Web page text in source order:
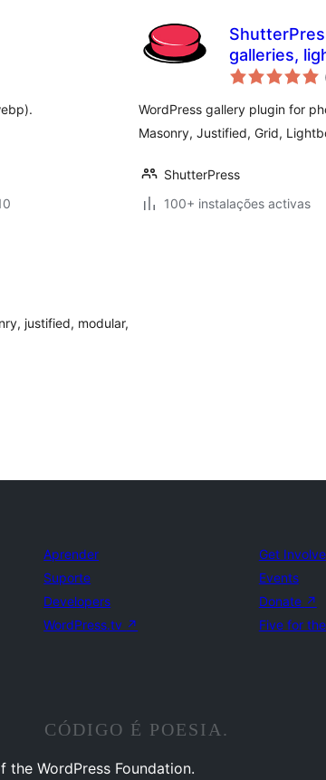
galleries,
WordPress gallery plugin for
Masonry, Justified, Grid,
ShutterPress
100+ instalações activas
justified, modular,
Aprender
Suporte
Developers
WordPress.tv ↗
Get
Events
Donate ↗
Five for
CÓDIGO É POESIA.
WordPress Foundation.